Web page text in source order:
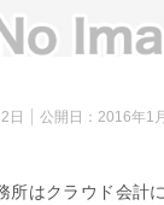
日 公開日： 2016年1
所はクラウド会計